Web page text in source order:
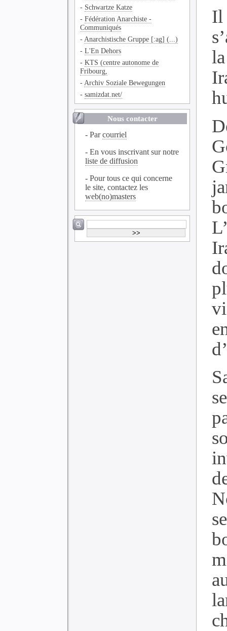
- Schwartze Katze
-Fédération Anarchiste -
Communiqués
- Anarchistische Gruppe [:ag] (...)
-L'En Dehors
-KTS (centre autonome de
Fribourg,
- Archiv Soziale Bewegungen
-samizdat.net/
Nous contacter
- Parcourriel
- En vous inscrivant sur notre
liste de diffusion
- Pour tous ce qui concerne
le site, contactez les
web(no)masters
Il